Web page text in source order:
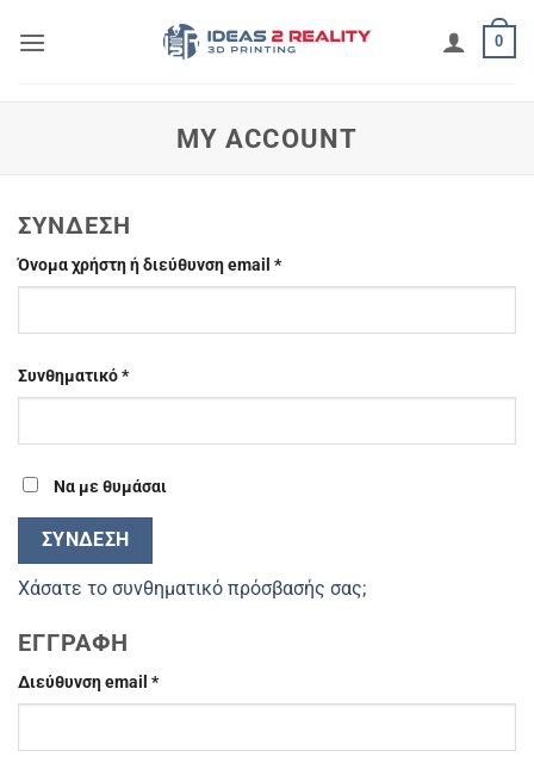
στο
0
MY ACCOUNT
ΣΎΝΔΕΣΗ
Όνομα χρήστη ή διεύθυνση email *Απαιτείται
Συνθηματικό*Απαιτείται
Να με θυμάσαι
ΣΎΝΔΕΣΗ
Χάσατε το συνθηματικό πρόσβασής σας;
ΕΓΓΡΑΦΉ
Διεύθυνση email *Απαιτείται